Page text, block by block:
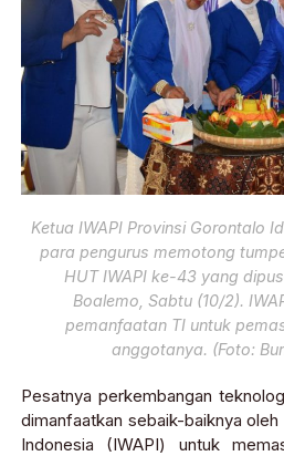
Ketua IWAPI Provinsi Gorontalo
para pengurus memotong
HUT IWAPI ke-43 yang
Boalemo, Sabtu (10/2).
pemanfaatan TI untuk
anggotanya. (Foto:
Pesatnya perkembangan
dimanfaatkan sebaik-baiknya oleh
Indonesia (IWAPI) untuk